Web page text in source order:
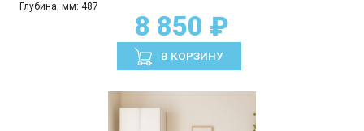
Глубина, мм: 487
8 850 ₽
В КОРЗИНУ